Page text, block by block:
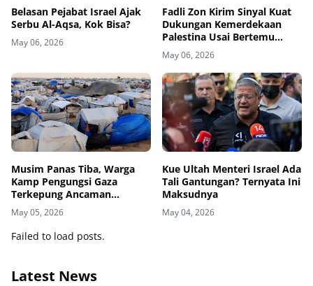
Belasan Pejabat Israel Ajak
Serbu Al-Aqsa, Kok Bisa?
May 06, 2026
Fadli Zon Kirim Sinyal Kuat
Dukungan Kemerdekaan
Palestina Usai Bertemu
Delegasi di Kemenbud
May 06, 2026
Musim Panas Tiba, Warga
Kamp Pengungsi Gaza
Terkepung Ancaman
Penyakit Kulit
May 05, 2026
Kue Ultah Menteri Israel Ada
Tali Gantungan? Ternyata Ini
Maksudnya
May 04, 2026
Failed to load posts.
Latest News